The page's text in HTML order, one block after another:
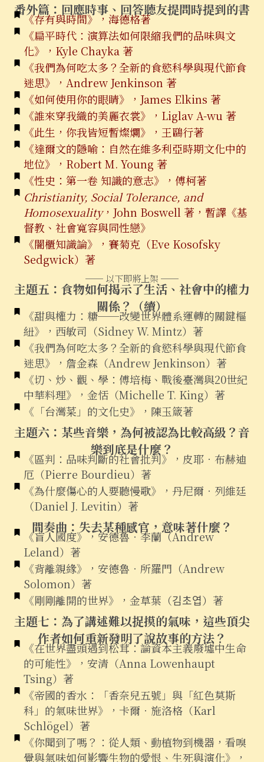
番外篇： 回應時事、回答聽友提問時提到的書
《存有與時間》，海德格著
《扁平時代：演算法如何限縮我們的品味與文
化》，Kyle Chayka 著
《我們為何吃太多？全新的食慾科學與現代節食
迷思》，Andrew Jenkinson 著
《如何使用你的眼睛》，James Elkins 著
《誰來穿我織的美麗衣裳》，Liglav A-wu 著
《此生，你我皆短暫燦爛》，王鷗行著
《達爾文的隱喻：自然在維多利亞時期文化中的
地位》，Robert M. Young 著
《性史：第一卷 知識的意志》，傅柯著
Christianity, Social Tolerance, and
Homosexuality，John Boswell 著，暫譯《基
督教、社會寬容與同性戀》
《闇櫃知識論》，賽菊克（Eve Kosofsky
Sedgwick）著
── 以下即將上架 ──
主題五：食物如何揭示了生活、社會中的權力
關係？（續）
《甜與權力：糖──改變世界體系運轉的關鍵樞
紐》，西敏司（Sidney W. Mintz）著
《我們為何吃太多？全新的食慾科學與現代節食
迷思》，詹金森（Andrew Jenkinson）著
《切、炒、觀、學：傅培梅、戰後臺灣與20世紀
中華料理》，金恬（Michelle T. King）著
《「台灣菜」的文化史》，陳玉箴著
主題六：某些音樂，為何被認為比較高級？音
樂到底是什麼？
《區判：品味判斷的社會批判》，皮耶．布赫迪
厄（Pierre Bourdieu）著
《為什麼傷心的人要聽慢歌》，丹尼爾．列維廷
（Daniel J. Levitin）著
間奏曲：失去某種感官，意味著什麼？
《盲人國度》，安德魯．李蘭（Andrew
Leland）著
《背離親緣》，安德魯．所羅門（Andrew
Solomon）著
《剛剛離開的世界》，金草葉（김초엽）著
主題七：為了講述難以捉摸的氣味，這些頂尖
作者如何重新發明了說故事的方法？
《在世界盡頭遇到松茸：論資本主義廢墟中生命
的可能性》，安清（Anna Lowenhaupt
Tsing）著
《帝國的香水：「香奈兒五號」與「紅色莫斯
科」的氣味世界》，卡爾．施洛格（Karl
Schlögel）著
《你聞到了嗎？：從人類、動植物到機器，看嗅
覺與氣味如何影響生物的愛恨、生死與演化》，